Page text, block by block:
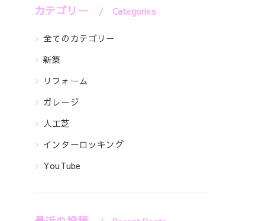
カテゴリー Categories
全てのカテゴリー
新築
リフォーム
ガレージ
人工芝
インターロッキング
YouTube